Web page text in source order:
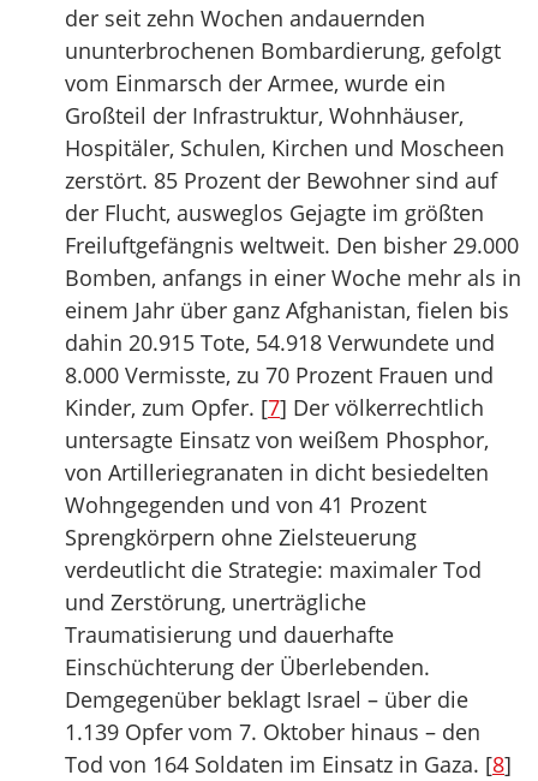
der seit zehn Wochen andauernden
ununterbrochenen Bombardierung, gefolgt
vom Einmarsch der Armee, wurde ein
Großteil der Infrastruktur, Wohnhäuser,
Hospitäler, Schulen, Kirchen und Moscheen
zerstört. 85 Prozent der Bewohner sind auf
der Flucht, ausweglos Gejagte im größten
Freiluftgefängnis weltweit. Den bisher 29.000
Bomben, anfangs in einer Woche mehr als in
einem Jahr über ganz Afghanistan, fielen bis
dahin 20.915 Tote, 54.918 Verwundete und
8.000 Vermisste, zu 70 Prozent Frauen und
Kinder, zum Opfer. [7] Der völkerrechtlich
untersagte Einsatz von weißem Phosphor,
von Artilleriegranaten in dicht besiedelten
Wohngegenden und von 41 Prozent
Sprengkörpern ohne Zielsteuerung
verdeutlicht die Strategie: maximaler Tod
und Zerstörung, unerträgliche
Traumatisierung und dauerhafte
Einschüchterung der Überlebenden.
Demgegenüber beklagt Israel – über die
1.139 Opfer vom 7. Oktober hinaus – den
Tod von 164 Soldaten im Einsatz in Gaza. [8]